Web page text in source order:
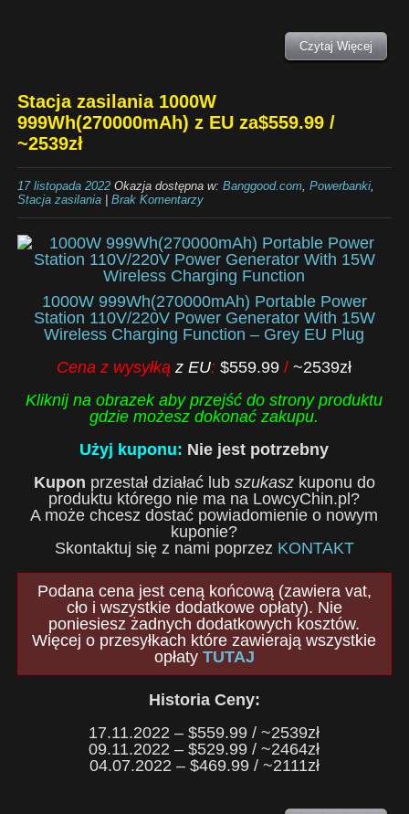
Czytaj Więcej
Stacja zasilania 1000W
999Wh(270000mAh) z EU za$559.99 /
~2539zł
17 listopada 2022Okazja dostępna w: Banggood.com, Powerbanki,
Stacja zasilania| Brak Komentarzy
1000W 999Wh(270000mAh) Portable Power
Station 110V/220V Power Generator With 15W
Wireless Charging Function – Grey EU Plug
Cena z wysyłkąz EU:$559.99/~2539zł
Kliknij na obrazek aby przejść do strony produktu
gdzie możesz dokonać zakupu.
Użyj kuponu: Nie jest potrzebny
Kupon przestał działać lub szukaszkuponu do
produktu którego nie ma na LowcyChin.pl?
A może chcesz dostać powiadomienie o nowym
kuponie?
Skontaktuj się z nami poprzez KONTAKT
Podana cena jest ceną końcową (zawiera vat,
cło i wszystkie dodatkowe opłaty). Nie
poniesiesz żadnych dodatkowych kosztów.
Więcej o przesyłkach które zawierają wszystkie
opłaty TUTAJ
Historia Ceny:
17.11.2022 – $559.99 / ~2539zł
09.11.2022 – $529.99 / ~2464zł
04.07.2022 – $469.99 / ~2111zł